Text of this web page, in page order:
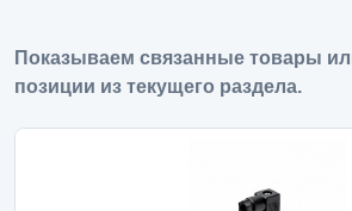
Показываем связанные товары
позиции из текущего раздела.